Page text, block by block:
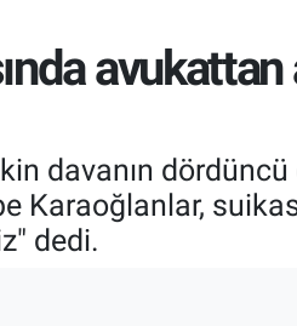
davanın dördüncü
Karaoğlanlar,
dedi.